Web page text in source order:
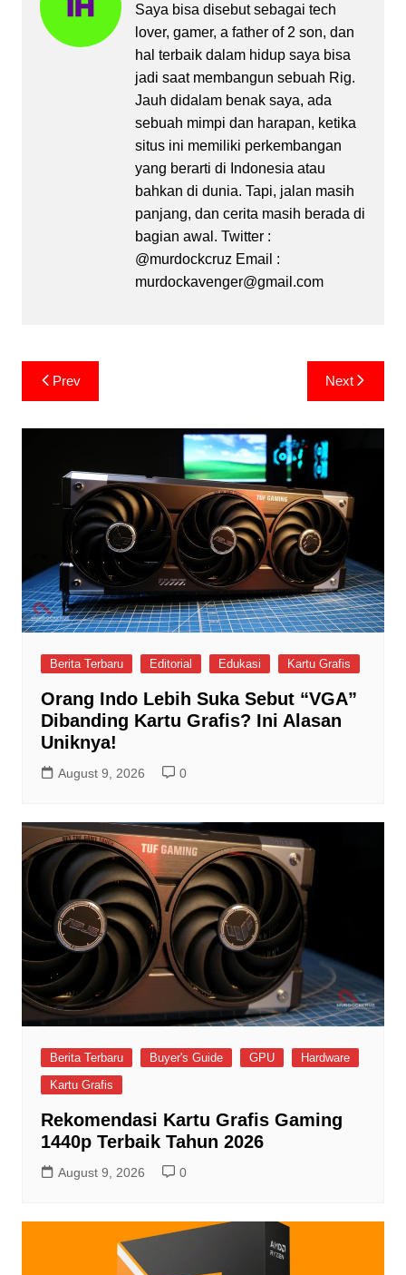
Saya bisa disebut sebagai tech
lover, gamer, a father of 2 son, dan
hal terbaik dalam hidup saya bisa
jadi saat membangun sebuah Rig.
Jauh didalam benak saya, ada
sebuah mimpi dan harapan, ketika
situs ini memiliki perkembangan
yang berarti di Indonesia atau
bahkan di dunia. Tapi, jalan masih
panjang, dan cerita masih berada di
bagian awal. Twitter :
@murdockcruz Email :
murdockavenger@gmail.com
Post
navigation
Prev Next
Berita Terbaru Editorial Edukasi Kartu Grafis
Orang Indo Lebih Suka Sebut “VGA”
Dibanding Kartu Grafis? Ini Alasan
Uniknya!
August 9, 2026 0
Berita Terbaru Buyer's Guide GPU
Hardware
Kartu Grafis
Rekomendasi Kartu Grafis Gaming
1440p Terbaik Tahun 2026
August 9, 2026 0